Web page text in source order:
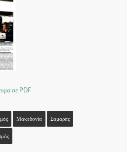
σε PDF
Μακεδονία Σαμαράς